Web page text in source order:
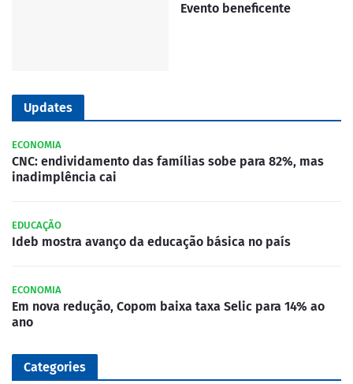
Evento beneficente
Updates
ECONOMIA
CNC: endividamento das famílias sobe para 82%, mas
inadimplência cai
EDUCAÇÃO
Ideb mostra avanço da educação básica no país
ECONOMIA
Em nova redução, Copom baixa taxa Selic para 14% ao
ano
Categories